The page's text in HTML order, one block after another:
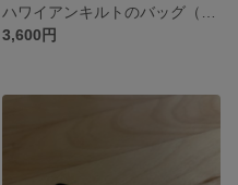
3,600円